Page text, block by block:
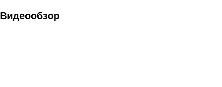
Видеообзор